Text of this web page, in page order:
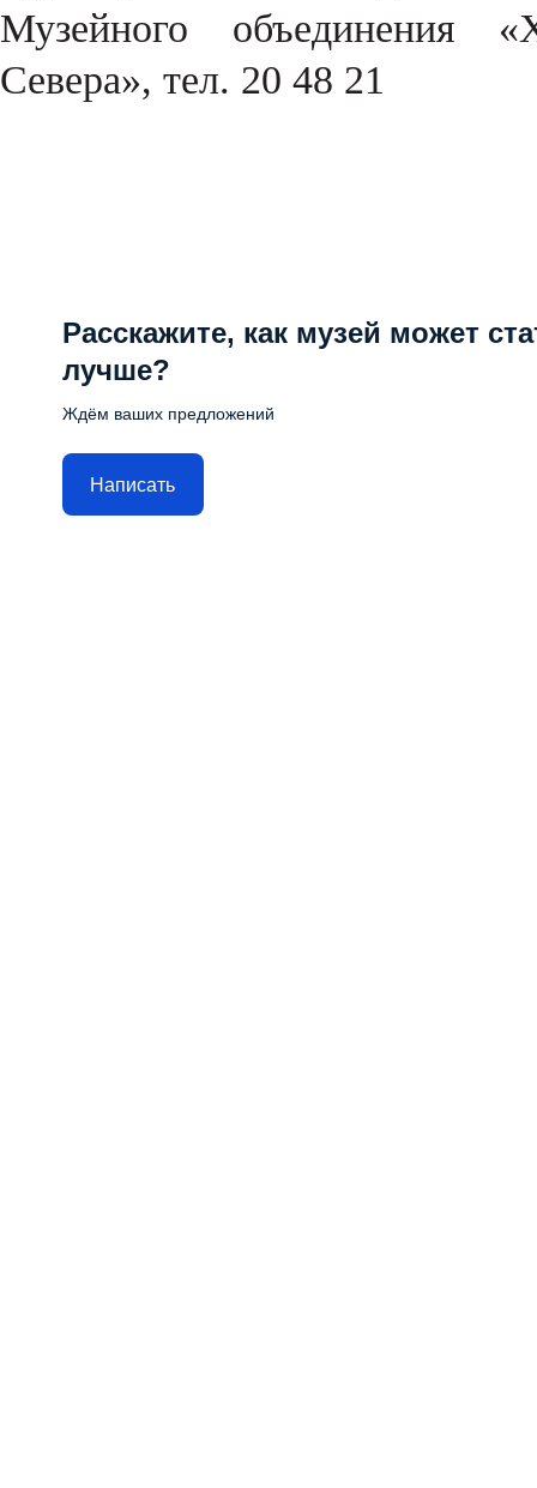
Музейного объединения
Севера», тел. 20 48 21
Расскажите, как музей может
лучше?
Ждём ваших предложений
Написать